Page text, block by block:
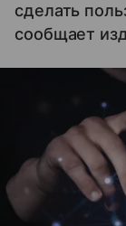
сделать
сообщает